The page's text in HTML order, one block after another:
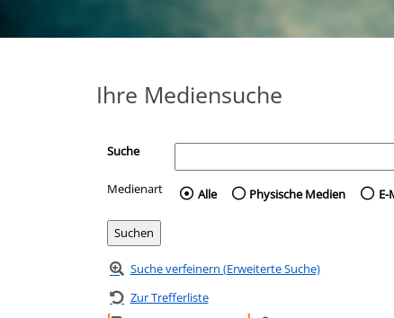
Ihre Mediensuche
Suche
Medienart Wählen Sie die
Alle Physische Medien E-
Suche verfeinern (Erweiterte Suche)
Zur Trefferliste